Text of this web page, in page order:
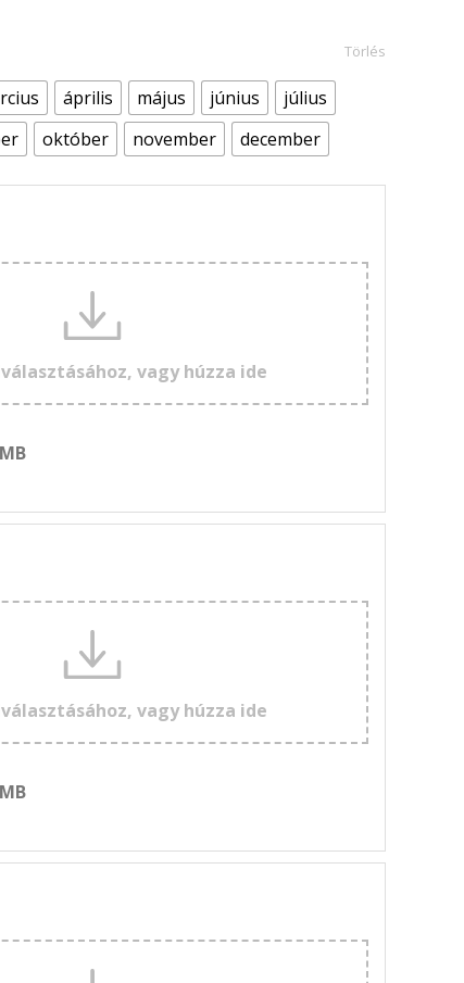
április május június
július
október november december
Törlés
vagy húzza ide
vagy húzza ide